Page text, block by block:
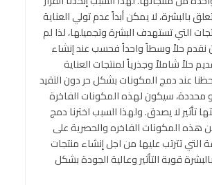
بالبشرة، لا يمكن أبداً عدم تولي العناية
التي تستهدف البشرة وتجميلها، لذا لم
نقدم حلاً وسطاً واحداً فحسب عند إنشاء
حلاً شاملاً وجذرياً لمنتجات العناية
عند دمج المكونات بشكل حر دون التقيد
محددة، سيكون لهذه المكونات الفاخرة
تأثير لا يصدق. ولهذا السبب اخترنا دمج
المكونات الفاخره والحصرية على
التي تترتب عليها من اجل إنشاء منتجات
قوية التأثير وعالية الجودة بشكل